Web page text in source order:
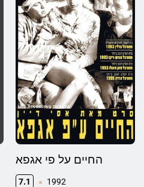
החיים על פי אגפא
7.1 1992